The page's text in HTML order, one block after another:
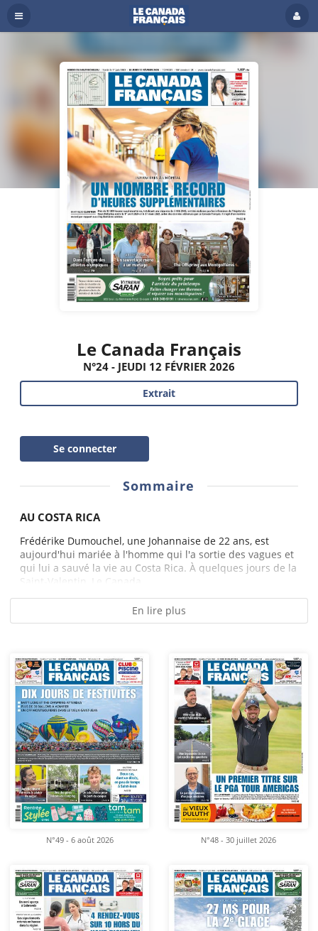
Le Canada Français
N°24 - JEUDI 12 FÉVRIER 2026
Extrait
Se connecter
Sommaire
AU COSTA RICA
Frédérike Dumouchel, une Johannaise de 22 ans, est
aujourd'hui mariée à l'homme qui l'a sortie des vagues et
qui lui a sauvé la vie au Costa Rica. À quelques jours de la
Saint-Valentin, Le Canada...
En lire plus
N°49 - 6 août 2026 N°48 - 30 juillet 2026